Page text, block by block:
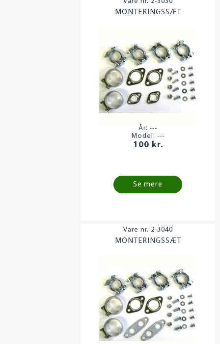
MONTERINGSSÆT
År:---
Model: ---
100 kr.
Se mere
2-3040
MONTERINGSSÆT